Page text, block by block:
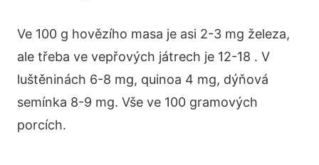
Ve 100 g hovězího masa je asi 2-3 mg železa,
ale třeba ve vepřových játrech je 12-18 . V
luštěninách 6-8 mg, quinoa 4 mg, dýňová
semínka 8-9 mg. Vše ve 100 gramových
porcích.